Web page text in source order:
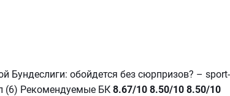
Бундеслиги: обойдется без сюрпризов? – sport-
(6) Рекомендуемые БК 8.67/10 8.50/10 8.50/10